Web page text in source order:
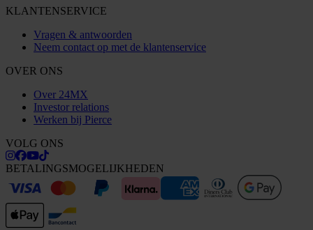
KLANTENSERVICE
Vragen & antwoorden
Neem contact op met de klantenservice
OVER ONS
Over 24MX
Investor relations
Werken bij Pierce
VOLG ONS
BETALINGSMOGELIJKHEDEN